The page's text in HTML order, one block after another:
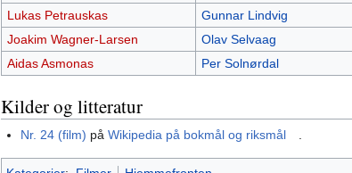
Lukas Petrauskas
Gunnar Lindvig
Joakim Wagner-Larsen
Olav Selvaag
Aidas Asmonas
Per Solnørdal
Kilder og litteratur
Nr. 24 (film) påWikipedia på bokmål og riksmål